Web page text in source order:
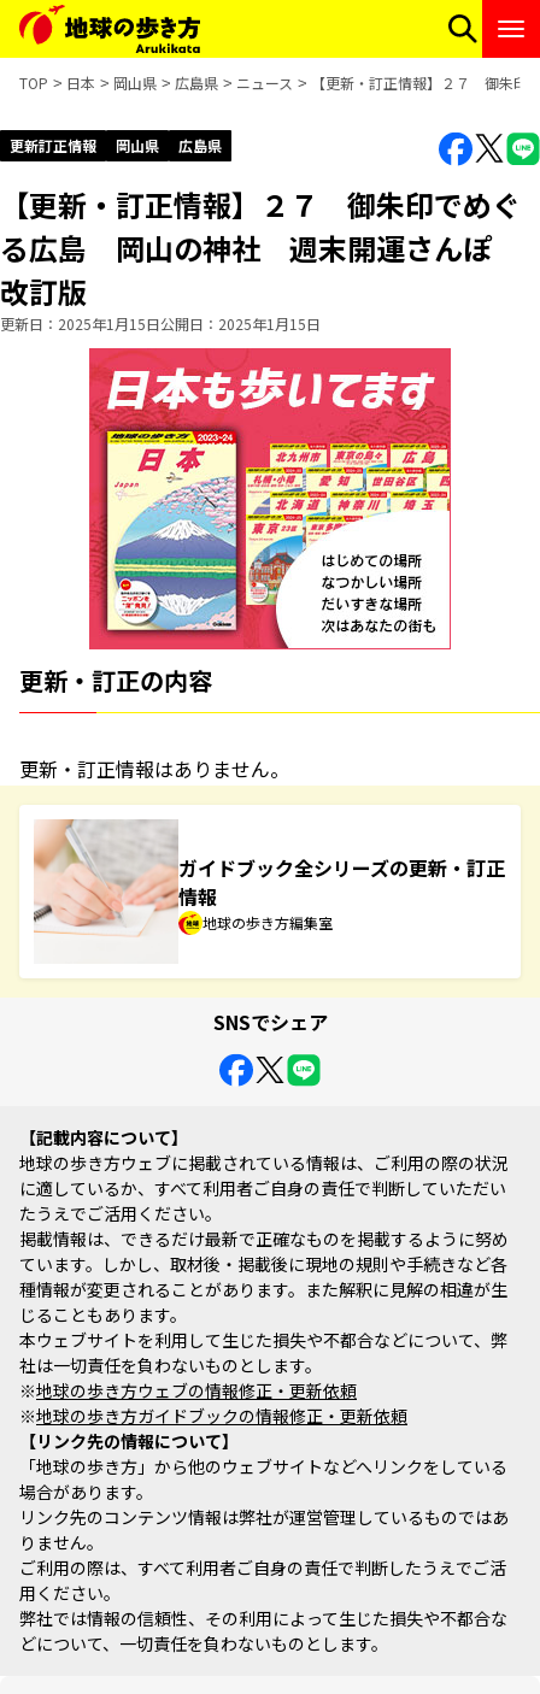
TOP 日本 岡山県 広島県 ニュース 【更新・訂正情報】２７ 御朱
更新訂正情報 岡山県 広島県
【更新・訂正情報】２７ 御朱印でめぐ
る広島 岡山の神社 週末開運さんぽ
改訂版
更新日 2025年1月15日公開日 2025年1月15日
更新・訂正の内容
更新・訂正情報はありません。
ガイドブック全シリーズの更新・訂正
情報
地球の歩き方編集室
SNSでシェア
記載内容について
地球の歩き方ウェブに掲載されている情報は、ご利用の際の状況
に適しているか、すべて利用者ご自身の責任で判断していただい
たうえでご活用ください。
掲載情報は、できるだけ最新で正確なものを掲載するように努め
ています。しかし、取材後・掲載後に現地の規則や手続きなど各
種情報が変更されることがあります。また解釈に見解の相違が生
じることもあります。
本ウェブサイトを利用して生じた損失や不都合などについて、弊
社は一切責任を負わないものとします。
※地球の歩き方ウェブの情報修正・更新依頼
※地球の歩き方ガイドブックの情報修正・更新依頼
リンク先の情報について
「地球の歩き方」から他のウェブサイトなどへリンクをしている
場合があります。
リンク先のコンテンツ情報は弊社が運営管理しているものではあ
りません。
ご利用の際は、すべて利用者ご自身の責任で判断したうえでご活
用ください。
弊社では情報の信頼性、その利用によって生じた損失や不都合な
どについて、一切責任を負わないものとします。